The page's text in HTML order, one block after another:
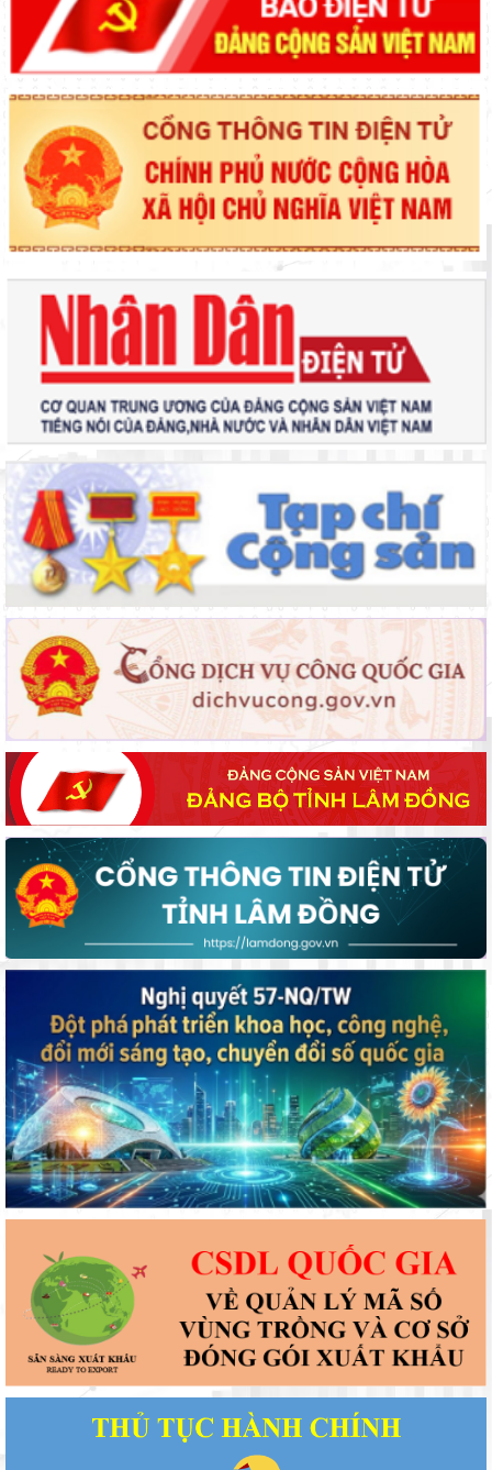
án nghĩa trang sinh thái, nhà hỏa táng
quyết trình Kỳ họp thứ 7 HĐND tỉnh
hậu quả thiên tai, sớm ổn định đời sống Nhân dân Lâm Đồng
Trung”
Chuẩn bị chu đáo Lễ khởi công dự án đầu tư xây dựng đường
bộ cao tốc Tân Phú - Bảo Lộc
Lâm Đồng chính thức khởi động “Chiến dịch Quang Trung”
Chung cư sông Cà Ty
vướng mắc, thúc đẩy nông nghiệp bền vững
Hội đồng Sáng kiến tỉnh thống nhất 79 sáng kiến đạt hiệu quả
áp dụng, khả năng nhân rộng cấp tỉnh
Phiên họp lần thứ 24 Ban chỉ đạo quốc gia về chống khai thác
hải sản bất hợp pháp, không báo cáo và không theo quy định
(IUU)
triển khai các dự án giao thông trọng điểm khu vực Đông Nam
tỉnh
Xây dựng Đảng vững mạnh về tổ chức, cán bộ
Tập trung phát huy giá trị Công viên địa chất toàn cầu UNESCO
Đắk Nông, hướng tới phát triển bền vững
sắt tốc độ cao trên trục Bắc - Nam đoạn qua địa bàn tỉnh
Chủ tịch UBND tỉnh Hồ Văn Mười kiểm tra tiến độ Dự án nâng
cấp Quốc lộ 28B
Lâm Đồng: Tháo gỡ khó khăn, thúc đẩy triển khai các dự án
điện mặt trời nổi
Họp thảo luận Kế hoạch tổ chức Chương trình Hòa âm Cồng
chiêng Đông Nam Á năm 2025
Phó Chủ tịch UBND tỉnh Lê Trọng Yên chỉ đạo đẩy nhanh tiến
Lợi, xã Tuyên Quang
UBND tỉnh làm việc với Ban Quản lý dự án đầu tư xây dựng số 1
về tiến độ giải ngân vốn đầu tư công
Lãnh đạo UBND tỉnh nghe báo cáo tình hình triển khai các dự
án nghĩa trang sinh thái, nhà hỏa táng